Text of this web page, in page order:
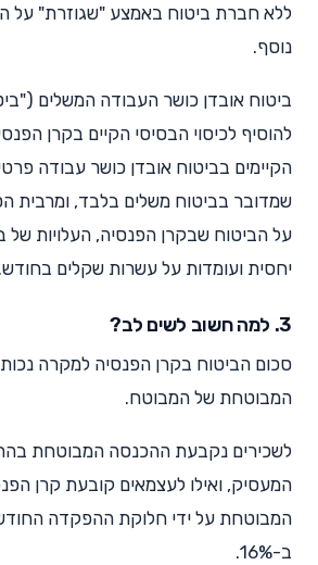
ללא חברת ביטוח באמצע "שגוזרת" על
נוסף.
ביטוח אובדן כושר העבודה המשלים
להוסיף לכיסוי הבסיסי הקיים בקרן
הקיימים בביטוח אובדן כושר עבודה
שמדובר בביטוח משלים בלבד, ומרבית
על הביטוח שבקרן הפנסיה, העלויות של
יחסית ועומדות על עשרות שקלים בחודש.
3. למה חשוב לשים לב?
סכום הביטוח בקרן הפנסיה למקרה
המבוטחת של המבוטח.
לשכירים נקבעת ההכנסה המבוטחת
המעסיק, ואילו לעצמאים קובעת קרן
המבוטחת על ידי חלוקת ההפקדה
ב-16%.